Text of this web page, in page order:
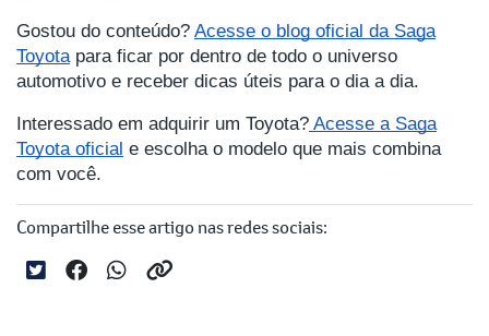
Gostou do conteúdo? Acesse o blog oficial da Saga
Toyota para ficar por dentro de todo o universo
automotivo e receber dicas úteis para o dia a dia.
Interessado em adquirir um Toyota? Acesse a Saga
Toyota oficial e escolha o modelo que mais combina
com você.
Compartilhe esse artigo nas redes sociais: